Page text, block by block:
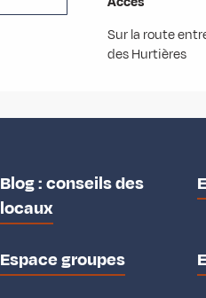
Sur la route
des Hurtières
Blog : conseils des
locaux
Espace groupes